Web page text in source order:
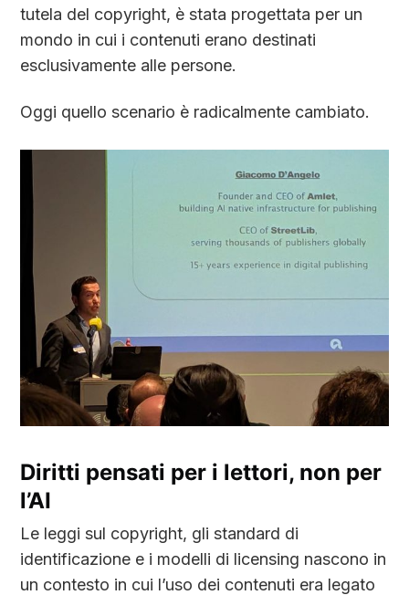
tutela del copyright, è stata progettata per un
mondo in cui i contenuti erano destinati
esclusivamente alle persone.
Oggi quello scenario è radicalmente cambiato.
Diritti pensati per i lettori, non per
l’AI
Le leggi sul copyright, gli standard di
identificazione e i modelli di licensing nascono in
un contesto in cui l’uso dei contenuti era legato